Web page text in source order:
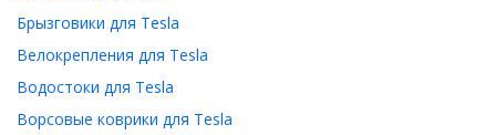
Брызговики для Tesla
Велокрепления для Tesla
Водостоки для Tesla
Ворсовые коврики для Tesla